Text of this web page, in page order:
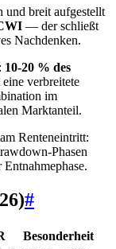
und breit aufgestellt
— der schließt
Nachdenken.
10-20 % des
verbreitete
im
Marktanteil.
Renteneintritt:
Phasen
#
Besonderheit